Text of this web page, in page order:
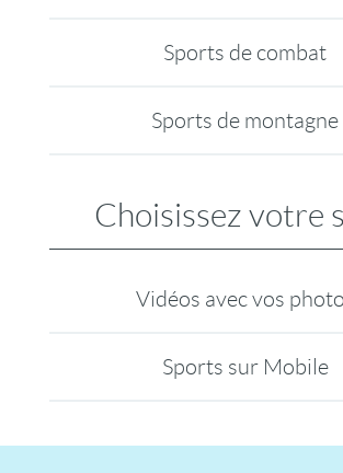
Sports de combat
Sports de montagne
Choisissez votre
Vidéos avec vos
Sports sur Mobile